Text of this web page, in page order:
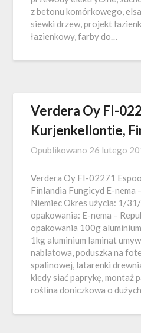
z betonu komórkowego,
siewki drzew, projekt
łazienkowy, farby do…
Verdera Oy FI-
Kurjenkellontie,
Opublikowano 26 lutego
Verdera Oy FI-02271
Finlandia Fungicyd E-nema
Niemiec Okres użycia: 1/
opakowania: E-nema –
opakowania 100g
1kg aluminium laminat
nablatowa, poduszka na
spalinowej, latarenki
kiedy siać paprykę, montaż
roślina doniczkowa o